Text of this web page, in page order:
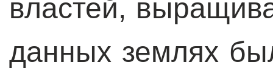
властей,
данных землях